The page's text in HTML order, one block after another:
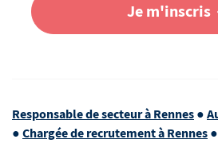
Je m'inscris
Responsable de secteur à Rennes●
●Chargée de recrutement à Rennes●